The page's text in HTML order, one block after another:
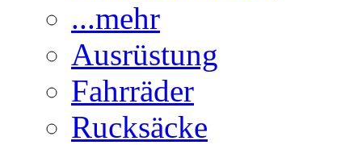
...mehr
Ausrüstung
Fahrräder
Rucksäcke